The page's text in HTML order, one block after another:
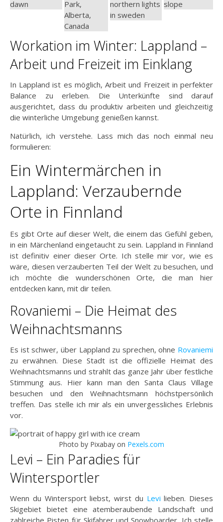
Workation im Winter: Lappland –
Arbeit und Freizeit im Einklang
In Lappland ist es möglich, Arbeit und Freizeit in perfekter
Balance zu erleben. Die Unterkünfte sind darauf
ausgerichtet, dass du produktiv arbeiten und gleichzeitig
die winterliche Umgebung genießen kannst.
Natürlich, ich verstehe. Lass mich das noch einmal neu
formulieren:
Ein Wintermärchen in
Lappland: Verzaubernde
Orte in Finnland
Es gibt Orte auf dieser Welt, die einem das Gefühl geben,
in ein Märchenland eingetaucht zu sein. Lappland in Finnland
ist definitiv einer dieser Orte. Ich stelle mir vor, wie es
wäre, diesen verzauberten Teil der Welt zu besuchen, und
ich möchte die wunderschönen Orte, die man hier
entdecken kann, mit dir teilen.
Rovaniemi – Die Heimat des
Weihnachtsmanns
Es ist schwer, über Lappland zu sprechen, ohne Rovaniemi
zu erwähnen. Diese Stadt ist die offizielle Heimat des
Weihnachtsmanns und strahlt das ganze Jahr über festliche
Stimmung aus. Hier kann man den Santa Claus Village
besuchen und den Weihnachtsmann höchstpersönlich
treffen. Das stelle ich mir als ein unvergessliches Erlebnis
vor.
Photo by Pixabay on Pexels.com
Levi – Ein Paradies für
Wintersportler
Wenn du Wintersport liebst, wirst du Levi lieben. Dieses
Skigebiet bietet eine atemberaubende Landschaft und
zahlreiche Pisten für Skifahrer und Snowboarder. Ich stelle